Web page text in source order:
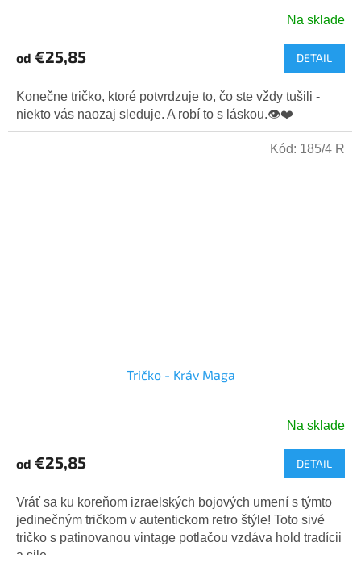
produktu
5,0
z
5
Na sklade
od €25,85 DETAIL
Konečne tričko, ktoré potvrdzuje to, čo ste vždy tušili -
niekto vás naozaj sleduje. A robí to s láskou.👁️❤️
Tričko - Kráv Maga
Na sklade
od €25,85 DETAIL
Vráť sa ku koreňom izraelských bojových umení s týmto
jedinečným tričkom v autentickom retro štýle! Toto sivé
tričko s patinovanou vintage potlačou vzdáva hold tradícii
a sile...
Kód: 185/4 R